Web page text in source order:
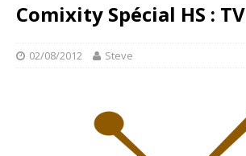
Comixity Spécial HS : TV
02/08/2012 Steve